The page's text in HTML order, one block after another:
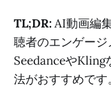
TL;DR:AI動画編
聴者のエンゲー
SeedanceやKling
法がおすすめです。